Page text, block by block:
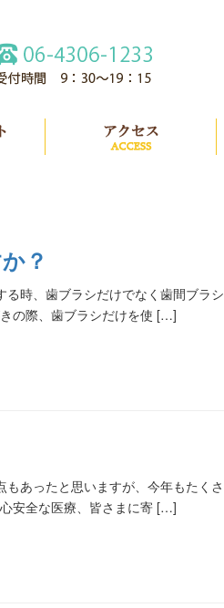
プライスリスト
？
時、歯ブラシだけでなく歯間ブラシ
の際、歯ブラシだけを使 […]
あったと思いますが、今年もたくさ
安全な医療、皆さまに寄 […]